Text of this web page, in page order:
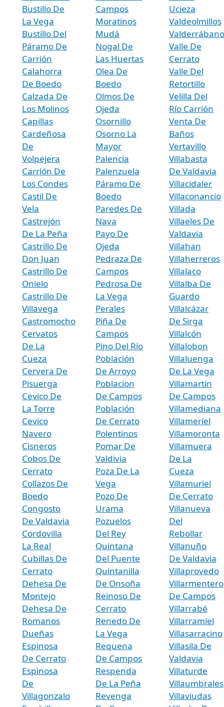
Bustillo De
La Vega
Bustillo Del
Páramo De
Carrión
Calahorra
De Boedo
Calzada De
Los Molinos
Capillas
Cardeñosa
De
Volpejera
Carrión De
Los Condes
Castil De
Vela
Castrejón
De La Peña
Castrillo De
Don Juan
Castrillo De
Onielo
Castrillo De
Villavega
Castromocho
Cervatos
De La
Cueza
Cervera De
Pisuerga
Cevico De
La Torre
Cevico
Navero
Cisneros
Cobos De
Cerrato
Collazos De
Boedo
Congosto
De Valdavia
Cordovilla
La Real
Cubillas De
Cerrato
Dehesa De
Montejo
Dehesa De
Romanos
Dueñas
Espinosa
De Cerrato
Espinosa
De
Villagonzalo
Campos
Moratinos
Mudá
Nogal De
Las Huertas
Olea De
Boedo
Olmos De
Ojeda
Osornillo
Osorno La
Mayor
Palencia
Palenzuela
Páramo De
Boedo
Paredes De
Nava
Payo De
Ojeda
Pedraza De
Campos
Pedrosa De
La Vega
Perales
Piña De
Campos
Pino Del Río
Población
De Arroyo
Poblacion
De Campos
Población
De Cerrato
Polentinos
Pomar De
Valdivia
Poza De La
Vega
Pozo De
Urama
Pozuelos
Del Rey
Quintana
Del Puente
Quintanilla
De Onsoña
Reinoso De
Cerrato
Renedo De
La Vega
Requena
De Campos
Respenda
De La Peña
Revenga
Ucieza
Valdeolmillos
Valderrábano
Valle De
Cerrato
Valle Del
Retortillo
Velilla Del
Río Carrión
Venta De
Baños
Vertavillo
Villabasta
De Valdavia
Villacidaler
Villaconancio
Villada
Villaeles De
Valdavia
Villahan
Villaherreros
Villalaco
Villalba De
Guardo
Villalcázar
De Sirga
Villalcón
Villalobon
Villaluenga
De La Vega
Villamartín
De Campos
Villamediana
Villameriel
Villamoronta
Villamuera
De La
Cueza
Villamuriel
De Cerrato
Villanueva
Del
Rebollar
Villanuño
De Valdavia
Villaprovedo
Villarmentero
De Campos
Villarrabé
Villarramiel
Villasarracino
Villasila De
Valdavia
Villaturde
Villaumbrales
Villaviudas